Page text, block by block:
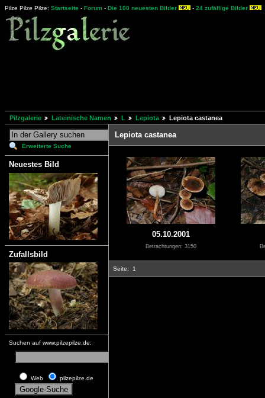
Pilze Pilze Pilze: Startseite - Forum - Die 100 neuesten Bilder - 24 zufällige Bilder
Pilzgalerie Lateinische Namen L Lepiota Lepiota castanea
Erweiterte Suche
Neuestes Bild
Zufallsbild
Suchen auf www.pilzepilze.de:
Web pilzepilze.de
Lepiota castanea
05.10.2001
Betrachtungen: 3150
Seite: 1